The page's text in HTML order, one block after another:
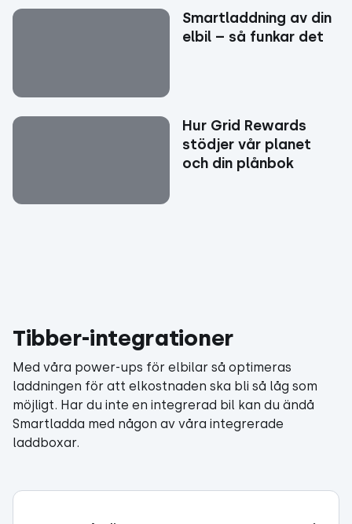
Smartladdning av din
elbil – så funkar det
Hur Grid Rewards
stödjer vår planet
och din plånbok
Tibber-integrationer
Med våra power-ups för elbilar så optimeras
laddningen för att elkostnaden ska bli så låg som
möjligt. Har du inte en integrerad bil kan du ändå
Smartladda med någon av våra integrerade
laddboxar.